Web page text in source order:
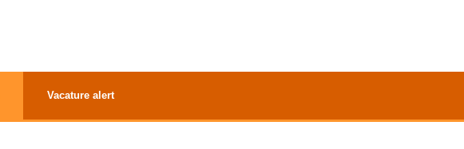
Vacature alert